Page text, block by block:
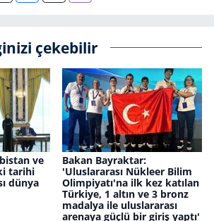
çekebilir
ve
tarihi
dünya
Bakan Bayraktar:
'Uluslararası Nükleer Bilim
Olimpiyatı'na ilk kez katılan
Türkiye, 1 altın ve 3 bronz
madalya ile uluslararası
arenaya güçlü bir giriş yaptı'